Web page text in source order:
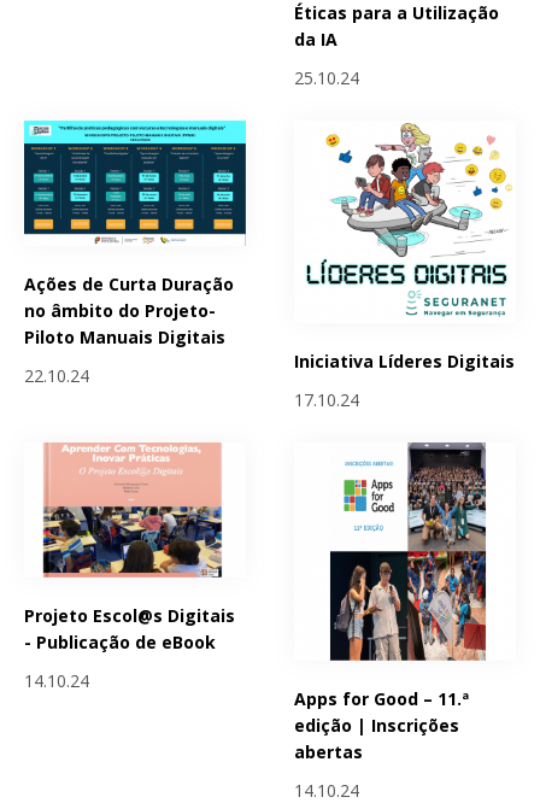
Éticas para a Utilização
da IA
25.10.24
Ações de Curta Duração
no âmbito do Projeto-
Piloto Manuais Digitais
22.10.24
Iniciativa Líderes Digitais
17.10.24
Projeto Escol@s Digitais
- Publicação de eBook
14.10.24
Apps for Good – 11.ª
edição | Inscrições
abertas
14.10.24